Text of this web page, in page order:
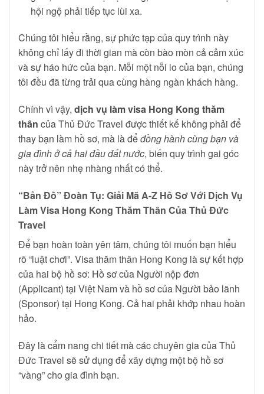
hội ngộ phải tiếp tục lùi xa.
Chúng tôi hiểu rằng, sự phức tạp của quy trình này
không chỉ lấy đi thời gian mà còn bào mòn cả cảm xúc
và sự háo hức của bạn. Mỗi một nỗi lo của bạn, chúng
tôi đều đã từng trải qua cùng hàng ngàn khách hàng.
Chính vì vậy, dịch vụ làm visa Hong Kong thăm
thân của Thủ Đức Travel được thiết kế không phải để
thay bạn làm hồ sơ, mà là đểđồng hành cùng bạn và
gia đình ở cả hai đầu đất nước, biến quy trình gai góc
này trở nên nhẹ nhàng nhất có thể.
“Bản Đồ” Đoàn Tụ: Giải Mã A-Z Hồ Sơ Với Dịch Vụ
Làm Visa Hong Kong Thăm Thân Của Thủ Đức
Travel
Để bạn hoàn toàn yên tâm, chúng tôi muốn bạn hiểu
rõ “luật chơi”. Visa thăm thân Hong Kong là sự kết hợp
của hai bộ hồ sơ: Hồ sơ của Người nộp đơn
(Applicant) tại Việt Nam và hồ sơ của Người bảo lãnh
(Sponsor) tại Hong Kong. Cả hai phải khớp nhau hoàn
hảo.
Đây là cẩm nang chi tiết mà các chuyên gia của Thủ
Đức Travel sẽ sử dụng để xây dựng một bộ hồ sơ
“vàng” cho gia đình bạn.